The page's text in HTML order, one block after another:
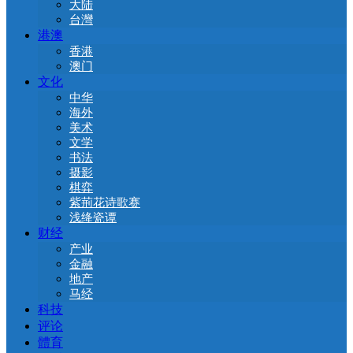
大陆
台灣
港澳
香港
澳门
文化
中华
海外
美术
文学
书法
摄影
棋弈
紫荊花诗歌赛
浅绛瓷谭
财经
产业
金融
地产
马经
科技
评论
體育